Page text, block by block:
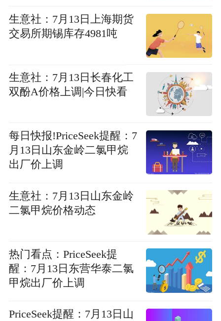
生意社：7月13日上海期货
交易所期锡库存4981吨
生意社：7月13日长春化工
双酚A价格上调|今日快看
每日快报!PriceSeek提醒：7
月13日山东金岭二氯甲烷
出厂价上调
生意社：7月13日山东金岭
二氯甲烷价格动态
热门看点：PriceSeek提
醒：7月13日东营华泰二氯
甲烷出厂价上调
PriceSeek提醒：7月13日山